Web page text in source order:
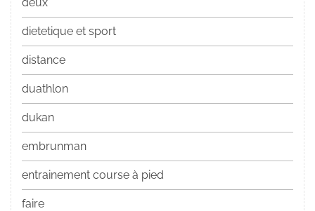
dietetique et sport
distance
duathlon
dukan
embrunman
entrainement course à pied
faire